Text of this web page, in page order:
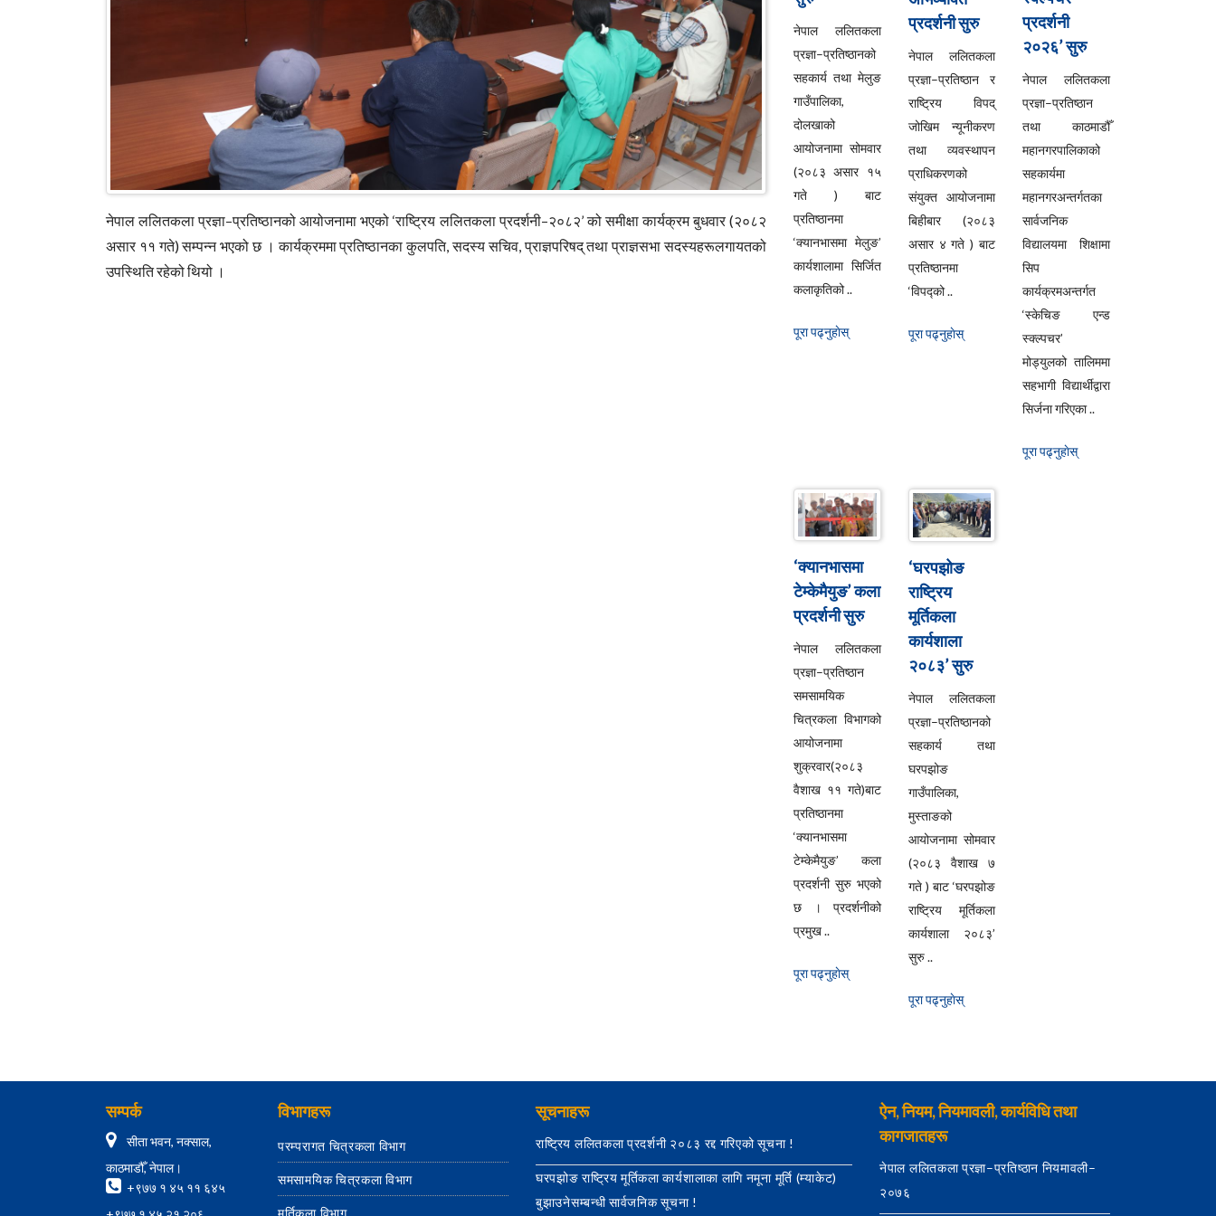
नेपाल ललितकला प्रज्ञा–प्रतिष्ठानको आयोजनामा भएको ‘राष्ट्रिय ललितकला प्रदर्शनी–२०८२’ को समीक्षा कार्यक्रम बुधवार (२०८२
असार ११ गते) सम्पन्न भएको छ । कार्यक्रममा प्रतिष्ठानका कुलपति, सदस्य सचिव, प्राज्ञपरिषद् तथा प्राज्ञसभा सदस्यहरूलगायतको
उपस्थिति रहेको थियो ।
नेपाल ललितकला
प्रज्ञा–प्रतिष्ठानको
सहकार्य तथा मेलुङ
गाउँपालिका,
दोलखाको
आयोजनामा सोमवार
(२०८३ असार १५
गते ) बाट
प्रतिष्ठानमा
‘क्यानभासमा मेलुङ’
कार्यशालामा सिर्जित
कलाकृतिको ..
पूरा पढ्नुहाेस्
प्रदर्शनी सुरु
नेपाल ललितकला
प्रज्ञा–प्रतिष्ठान र
राष्ट्रिय विपद्
जोखिम न्यूनीकरण
तथा व्यवस्थापन
प्राधिकरणको
संयुक्त आयोजनामा
बिहीबार (२०८३
असार ४ गते ) बाट
प्रतिष्ठानमा
‘विपद्को ..
पूरा पढ्नुहाेस्
प्रदर्शनी
२०२६’ सुरु
नेपाल ललितकला
प्रज्ञा–प्रतिष्ठान
तथा काठमाडौँ
महानगरपालिकाको
सहकार्यमा
महानगरअन्तर्गतका
सार्वजनिक
विद्यालयमा शिक्षामा
सिप
कार्यक्रमअन्तर्गत
‘स्केचिङ एन्ड
स्क्ल्पचर’
मोड्युलको तालिममा
सहभागी विद्यार्थीद्वारा
सिर्जना गरिएका ..
पूरा पढ्नुहाेस्
‘क्यानभासमा
टेम्केमैयुङ’ कला
प्रदर्शनी सुरु
नेपाल ललितकला
प्रज्ञा–प्रतिष्ठान
समसामयिक
चित्रकला विभागको
आयोजनामा
शुक्रवार(२०८३
वैशाख ११ गते)बाट
प्रतिष्ठानमा
‘क्यानभासमा
टेम्केमैयुङ’ कला
प्रदर्शनी सुरु भएको
छ । प्रदर्शनीको
प्रमुख ..
पूरा पढ्नुहाेस्
‘घरपझोङ
राष्ट्रिय
मूर्तिकला
कार्यशाला
२०८३’ सुरु
नेपाल ललितकला
प्रज्ञा–प्रतिष्ठानको
सहकार्य तथा
घरपझोङ
गाउँपालिका,
मुस्ताङको
आयोजनामा सोमवार
(२०८३ वैशाख ७
गते ) बाट ‘घरपझोङ
राष्ट्रिय मूर्तिकला
कार्यशाला २०८३’
सुरु ..
पूरा पढ्नुहाेस्
सम्पर्क
सीता भवन, नक्साल,
काठमाडौँ, नेपाल।
+९७७ १ ४५ ११ ६४५
विभागहरू
परम्परागत चित्रकला विभाग
समसामयिक चित्रकला विभाग
मूर्तिकला विभाग
सूचनाहरू
राष्ट्रिय ललितकला प्रदर्शनी २०८३ रद्द गरिएको सूचना !
घरपझोङ राष्ट्रिय मूर्तिकला कार्यशालाका लागि नमूना मूर्ति (म्याकेट)
बुझाउनेसम्बन्धी सार्वजनिक सूचना !
ऐन, नियम, नियमावली, कार्यविधि तथा
कागजातहरू
नेपाल ललितकला प्रज्ञा–प्रतिष्ठान नियमावली–
२०७६